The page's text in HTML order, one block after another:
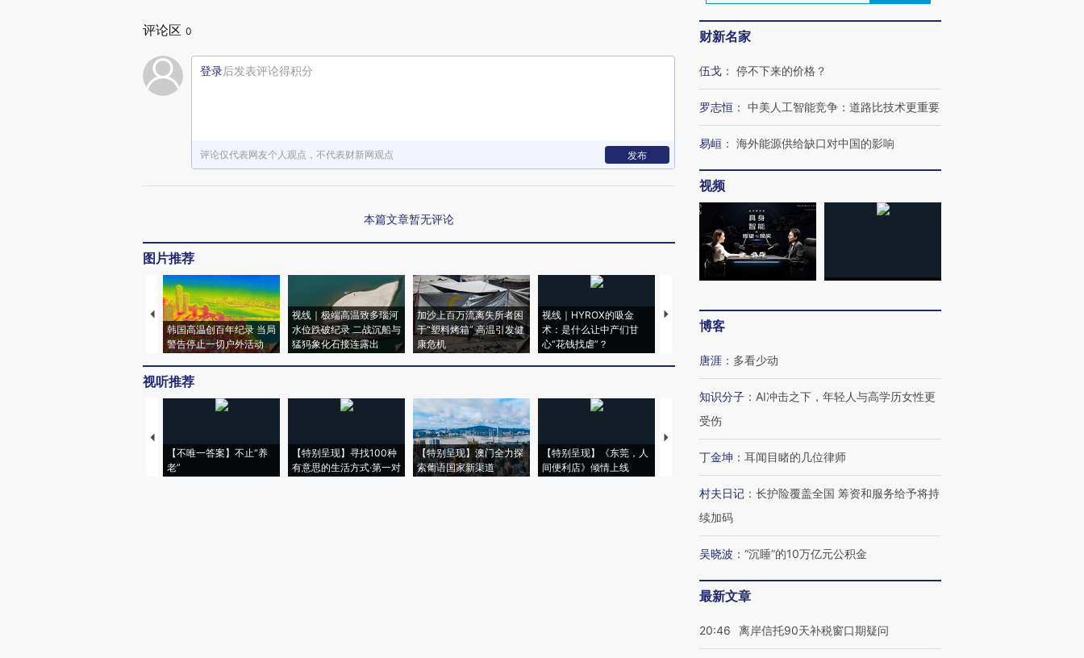
评论区 0
登录后发表评论得积分
评论仅代表网友个人观点，不代表财新网观点 发布
本篇文章暂无评论
图片推荐
韩国高温创百年纪录 当局
警告停止一切户外活动
视线｜极端高温致多瑙河
水位跌破纪录 二战沉船与
猛犸象化石接连露出
加沙上百万流离失所者困
于“塑料烤箱” 高温引发健
康危机
视线｜HYROX的吸金
术：是什么让中产们甘
心“花钱找虐”？
马航飞行员跨国走私7万
粒摇头丸 尿检体内含3种
视线｜被称为“蟑螂”的印
视线｜“入侵”还是“人道危
视听推荐
【不唯一答案】不止“养
老”
【特别呈现】寻找100种
有意思的生活方式·第一对
【特别呈现】澳门全力探
索葡语国家新渠道
【特别呈现】《东莞，人
间便利店》倾情上线
【推广】走进第四届链博
会，让数智科技“链”接产
【特别呈现】寻找100种
【商旅对话】华住集团
财新名家
伍戈 ： 停不下来的价格？
罗志恒 ： 中美人工智能竞争：道路比技术更重要
易峘 ： 海外能源供给缺口对中国的影响
视频
博客
唐涯 ： 多看少动
知识分子 ： AI冲击之下，年轻人与高学历女性更
受伤
丁金坤 ： 耳闻目睹的几位律师
村夫日记 ： 长护险覆盖全国 筹资和服务给予将持
续加码
吴晓波 ： “沉睡”的10万亿元公积金
最新文章
20:46 离岸信托90天补税窗口期疑问